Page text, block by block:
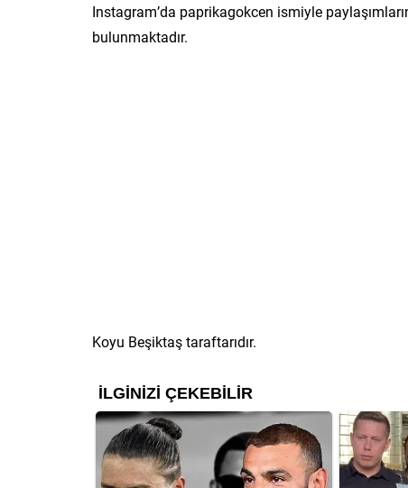
Instagram’da paprikagokcen ismiyle
bulunmaktadır.
Koyu Beşiktaş taraftarıdır.